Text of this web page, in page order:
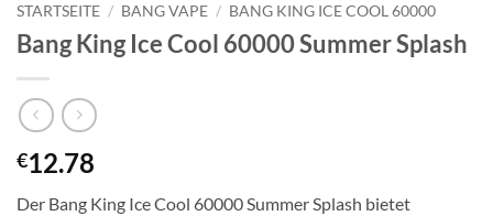
STARTSEITE / BANG VAPE / BANG KING ICE COOL 60000
Bang King Ice Cool 60000 Summer Splash
€12.78
Der Bang King Ice Cool 60000 Summer Splash bietet